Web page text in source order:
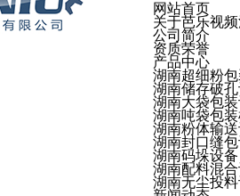
网站首页
关于芭乐视
公司简介
资质荣誉
产品中心
湖南超细粉
湖南储存破
湖南大袋包
湖南吨袋包
湖南粉体输
湖南封口缝
湖南码垛设备
湖南配料混
湖南无尘投